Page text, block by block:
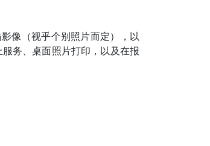
像（视乎个别照片而定），以
服务、桌面照片打印，以及在报